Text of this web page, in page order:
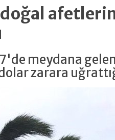
meydana
zarara